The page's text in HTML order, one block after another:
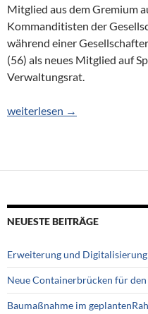
Mitglied aus dem Gremium
Kommanditisten der
während einer
(56) als neues Mitglied auf
Verwaltungsrat.
Ulrich Maixner neuer
weiterlesen →
NEUESTE BEITRÄGE
Erweiterung und
Neue Containerbrücken für
Baumaßnahme im